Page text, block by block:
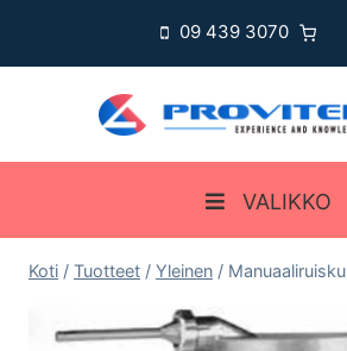
09 439 3070
VALIKKO
Koti / Tuotteet / Yleinen / Manuaaliruisku